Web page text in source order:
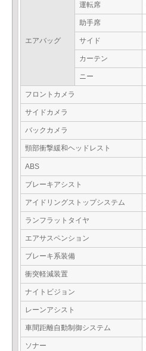
エアバッグ
運転席
助手席
サイド
カーテン
ニー
フロントカメラ
サイドカメラ
バックカメラ
頸部衝撃緩和ヘッドレスト
ABS
ブレーキアシスト
アイドリングストップシステム
ランフラットタイヤ
エアサスペンション
ブレーキ系装備
衝突軽減装置
ナイトビジョン
レーンアシスト
車間距離自動制御システム
ソナー